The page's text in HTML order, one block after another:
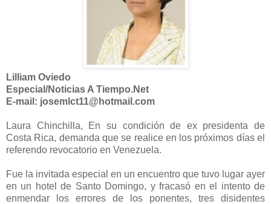
Lilliam Oviedo
Especial/Noticias A Tiempo.Net
E-mail: josemlct11@hotmail.com
Laura Chinchilla, En su condición de ex presidenta de
Costa Rica, demanda que se realice en los próximos días el
referendo revocatorio en Venezuela.
Fue la invitada especial en un encuentro que tuvo lugar ayer
en un hotel de Santo Domingo, y fracasó en el intento de
enmendar los errores de los ponentes, tres disidentes